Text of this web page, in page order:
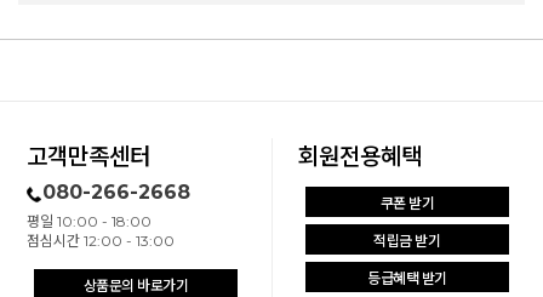
고객만족센터
080-266-2668
평일 10:00 - 18:00
점심시간 12:00 - 13:00
상품문의 바로가기
회원전용혜택
쿠폰 받기
적립금 받기
등급혜택 받기